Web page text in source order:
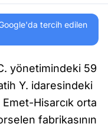
tercih edilen
yönetimindeki 59
Y. idaresindeki
Hisarcık orta
fabrikasının